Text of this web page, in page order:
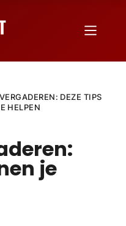
DEZE TIPS
HELPEN
je